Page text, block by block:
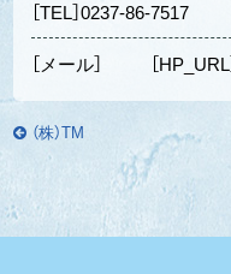
［TEL］0237-86-7517
［メール］ ［HP_URL］
（株）TM